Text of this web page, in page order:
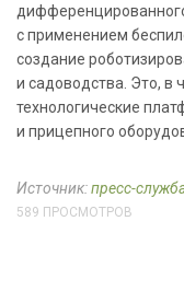
с применением
создание
и садоводства. Это, в
технологические
и прицепного
Источник:пресс-
589 ПРОСМОТРОВ